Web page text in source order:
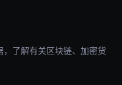
了解有关区块链、加密货